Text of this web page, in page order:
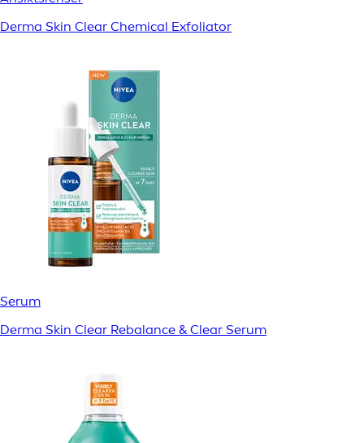
Derma Skin Clear Chemical Exfoliator
Serum
Derma Skin Clear Rebalance & Clear Serum